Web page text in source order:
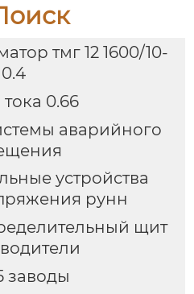
тмг 12 1600/10-
0.4
0.66
аварийного
устройства
рунн
щит
заводы